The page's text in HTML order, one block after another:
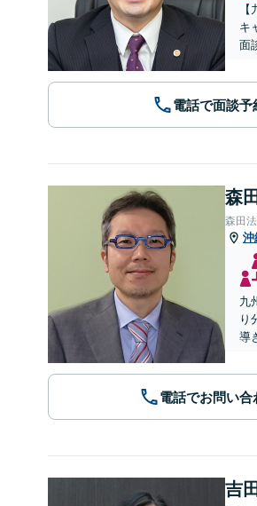
キ
面
電話で面談予
森
森田
沖
九
り
導
電話でお問い合
吉